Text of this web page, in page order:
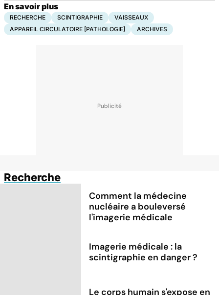
En savoir plus
RECHERCHE SCINTIGRAPHIE
VAISSEAUX
APPAREIL CIRCULATOIRE [PATHOLOGIE]
ARCHIVES
Recherche
Comment la médecine
nucléaire a bouleversé
l'imagerie médicale
Imagerie médicale : la
scintigraphie en danger ?
Le corps humain s'expose en